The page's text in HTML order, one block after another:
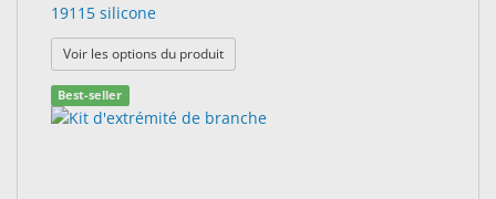
19115 silicone
Voir les options du produit: Extrémités de branche à noyau de 1,4-1,8
Best-seller